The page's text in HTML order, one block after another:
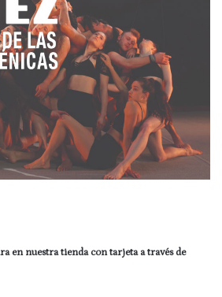
en nuestra tienda con tarjeta a través de